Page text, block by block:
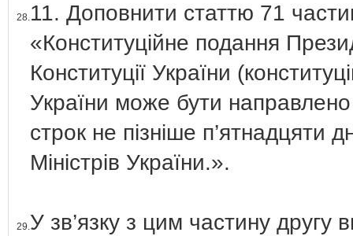
28.11. Доповнити статтю 71
«Конституційне подання
Конституції України
України може бути
строк не пізніше п’ятнадцяти
Міністрів України.».
29.У зв’язку з цим частину